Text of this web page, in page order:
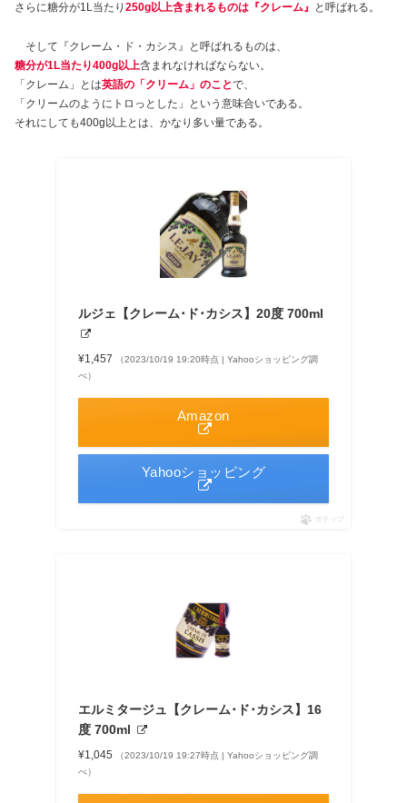
さらに糖分が1L当たり 250g以上含まれるものは『クレーム』 と呼ばれる。
そして『クレーム・ド・カシス』と呼ばれるものは、
糖分が1L当たり400g以上含まれなければならない。
「クレーム」とは英語の「クリーム」のことで、
「クリームのようにトロっとした」という意味合いである。
それにしても400g以上とは、かなり多い量である。
ルジェ【クレーム･ド･カシス】20度 700ml
¥1,457
（2023/10/19 19:20時点 | Yahooショッピング調
べ）
Amazon
Yahooショッピング
ポチップ
エルミタージュ【クレーム･ド･カシス】16
度 700ml
¥1,045
（2023/10/19 19:27時点 | Yahooショッピング調
べ）